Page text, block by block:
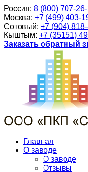
Россия: 8 (800) 707-
Москва: +7 (499) 403-
Сотовый: +7 (904)
Кыштым: +7 (35151)
Заказать обратный
Главная
О заводе
О заводе
Отзывы